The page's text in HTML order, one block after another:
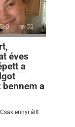
0 52
éves
a
a
ennyi állt